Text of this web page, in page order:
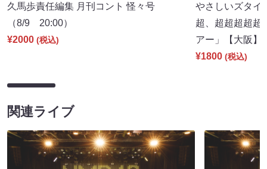
久馬歩責任編集 月刊コント 怪々号
（8/9 20:00）
¥2000 (税込)
やさしいズタイ
超、超超超超超
アー」【大阪
¥1800 (税込)
関連ライブ